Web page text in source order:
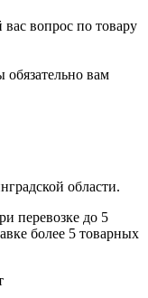
вопрос по товару
вам
области.
перевозке до 5
более 5 товарных